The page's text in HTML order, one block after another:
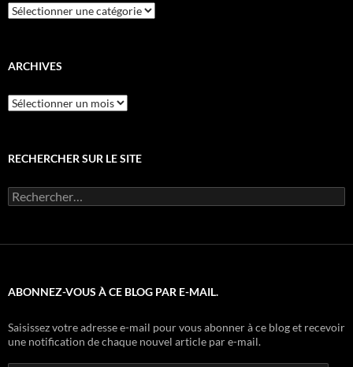
Filtrer
par
ARCHIVES
Archives
RECHERCHER SUR LE SITE
Rechercher :
ABONNEZ-VOUS À CE BLOG PAR E-MAIL.
Saisissez votre adresse e-mail pour vous abonner à ce blog et recevoir
une notification de chaque nouvel article par e-mail.